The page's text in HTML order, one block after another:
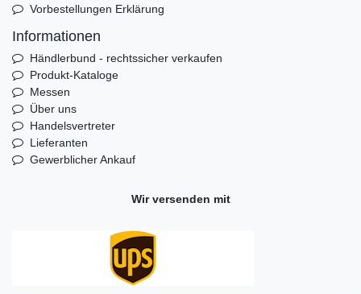
Vorbestellungen Erklärung
Informationen
Händlerbund - rechtssicher verkaufen
Produkt-Kataloge
Messen
Über uns
Handelsvertreter
Lieferanten
Gewerblicher Ankauf
Wir versenden mit